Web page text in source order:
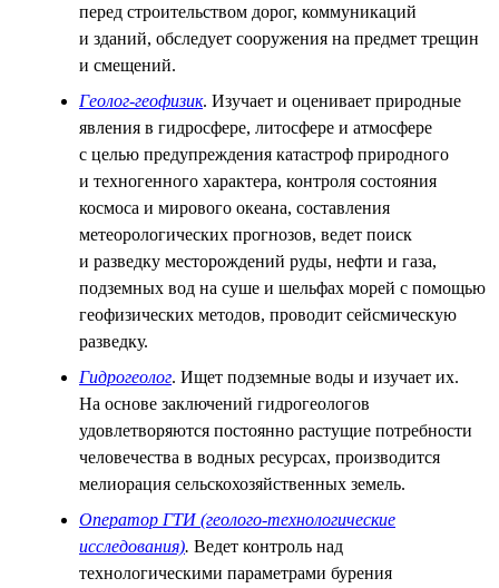
перед строительством дорог, коммуникаций
и зданий, обследует сооружения на предмет трещин
и смещений.
Геолог-геофизик. Изучает и оценивает природные
явления в гидросфере, литосфере и атмосфере
с целью предупреждения катастроф природного
и техногенного характера, контроля состояния
космоса и мирового океана, составления
метеорологических прогнозов, ведет поиск
и разведку месторождений руды, нефти и газа,
подземных вод на суше и шельфах морей с помощью
геофизических методов, проводит сейсмическую
разведку.
Гидрогеолог. Ищет подземные воды и изучает их.
На основе заключений гидрогеологов
удовлетворяются постоянно растущие потребности
человечества в водных ресурсах, производится
мелиорация сельскохозяйственных земель.
Оператор ГТИ (геолого-технологические
исследования). Ведет контроль над
технологическими параметрами бурения